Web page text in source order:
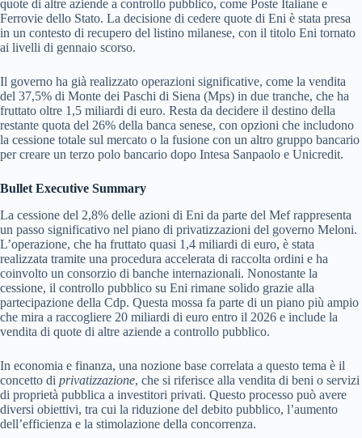
quote di altre aziende a controllo pubblico, come Poste Italiane e
Ferrovie dello Stato. La decisione di cedere quote di Eni è stata presa
in un contesto di recupero del listino milanese, con il titolo Eni tornato
ai livelli di gennaio scorso.
Il governo ha già realizzato operazioni significative, come la vendita
del 37,5% di Monte dei Paschi di Siena (Mps) in due tranche, che ha
fruttato oltre 1,5 miliardi di euro. Resta da decidere il destino della
restante quota del 26% della banca senese, con opzioni che includono
la cessione totale sul mercato o la fusione con un altro gruppo bancario
per creare un terzo polo bancario dopo Intesa Sanpaolo e Unicredit.
Bullet Executive Summary
La cessione del 2,8% delle azioni di Eni da parte del Mef rappresenta
un passo significativo nel piano di privatizzazioni del governo Meloni.
L’operazione, che ha fruttato quasi 1,4 miliardi di euro, è stata
realizzata tramite una procedura accelerata di raccolta ordini e ha
coinvolto un consorzio di banche internazionali. Nonostante la
cessione, il controllo pubblico su Eni rimane solido grazie alla
partecipazione della Cdp. Questa mossa fa parte di un piano più ampio
che mira a raccogliere 20 miliardi di euro entro il 2026 e include la
vendita di quote di altre aziende a controllo pubblico.
In economia e finanza, una nozione base correlata a questo tema è il
concetto di privatizzazione, che si riferisce alla vendita di beni o servizi
di proprietà pubblica a investitori privati. Questo processo può avere
diversi obiettivi, tra cui la riduzione del debito pubblico, l’aumento
dell’efficienza e la stimolazione della concorrenza.